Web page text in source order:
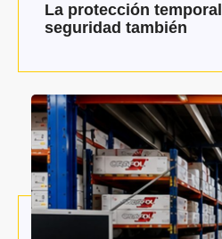
La protección
seguridad también